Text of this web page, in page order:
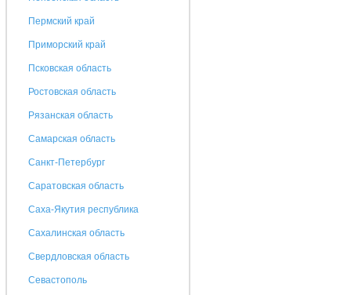
Пермский край
Приморский край
Псковская область
Ростовская область
Рязанская область
Самарская область
Санкт-Петербург
Саратовская область
Саха-Якутия республика
Сахалинская область
Свердловская область
Севастополь